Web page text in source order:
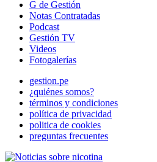
G de Gestión
Notas Contratadas
Podcast
Gestión TV
Videos
Fotogalerías
gestion.pe
¿quiénes somos?
términos y condiciones
política de privacidad
politica de cookies
preguntas frecuentes